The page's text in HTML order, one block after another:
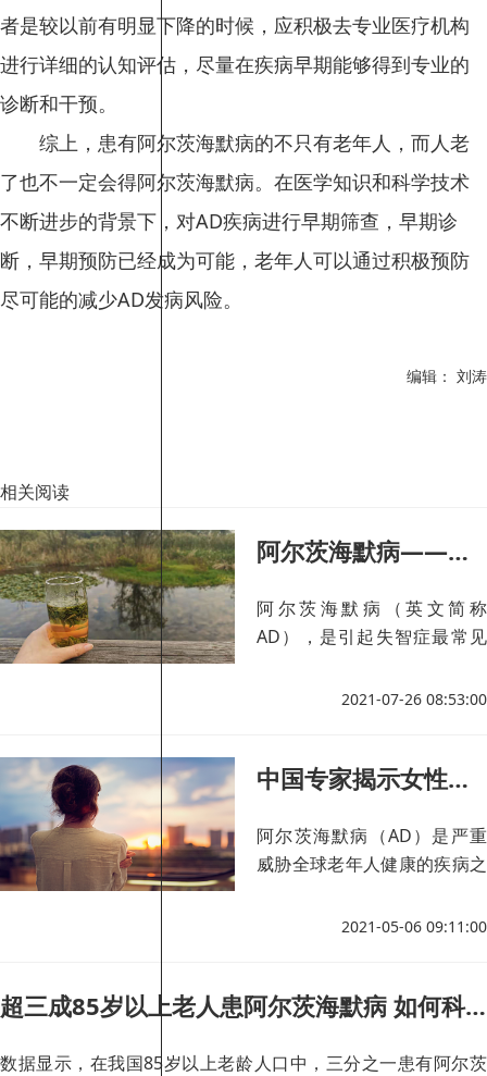
者是较以前有明显下降的时候，应积极去专业医疗机构
进行详细的认知评估，尽量在疾病早期能够得到专业的
诊断和干预。
综上，患有阿尔茨海默病的不只有老年人，而人老
了也不一定会得阿尔茨海默病。在医学知识和科学技术
不断进步的背景下，对AD疾病进行早期筛查，早期诊
断，早期预防已经成为可能，老年人可以通过积极预防
尽可能的减少AD发病风险。
编辑： 刘涛
相关阅读
阿尔茨海默病——早期发现是关键 二级预防很重要
阿尔茨海默病（英文简称
AD），是引起失智症最常见
2021-07-26 08:53:00
中国专家揭示女性更易患阿尔茨海默病的秘密
阿尔茨海默病（AD）是严重
威胁全球老年人健康的疾病之
同数量的特定等位基因对阿尔
示患病的性别差异原因。
2021-05-06 09:11:00
超三成85岁以上老人患阿尔茨海默病 如何科学应对？
数据显示，在我国85岁以上老龄人口中，三分之一患有阿尔茨